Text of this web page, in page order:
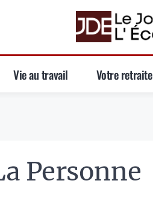
Vie au travail Votre retraite
Personne